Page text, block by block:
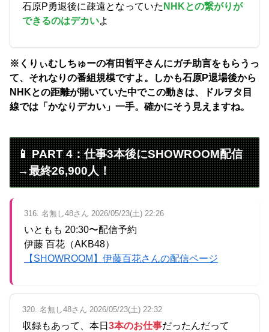
石原P勇退後に疎遠となっていた NHKとの繋がりが
できるのはデカいよ
※くりぃむしちゅーの有田哲平さんにガチ助言をもらうっ
て、それなりの番組規模ですよ。しかも石原P退場後から
NHKとの距離が開いていた中でこの動きは、ドルヲタ目
線では「かなりデカい」一手。確かにそう見えますね。
📱 PART 4：仕事3本後にSHOWROOM配信
→最終26,900人！
316. 名無し48さん 2026/05/23(土) 22:26
いともも 20:30〜配信予約
伊藤 百花（AKB48）
【SHOWROOM】伊藤百花さんの配信ページ
320. 名無し48さん 2026/05/23(土) 22:32
収録もあって、本日 3本のお仕事だったんだって